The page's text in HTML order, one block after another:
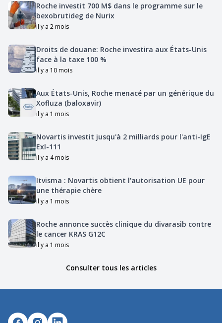
Roche investit 700 M$ dans le programme sur le
bexobrutideg de Nurix
il y a 2 mois
Droits de douane: Roche investira aux États-Unis
face à la taxe 100 %
il y a 10 mois
Aux États-Unis, Roche menacé par un générique du
Xofluza (baloxavir)
il y a 1 mois
Novartis investit jusqu'à 2 milliards pour l'anti-IgE
Exl-111
il y a 4 mois
Itvisma : Novartis obtient l'autorisation UE pour
une thérapie chère
il y a 1 mois
Roche annonce succès clinique du divarasib contre
le cancer KRAS G12C
il y a 1 mois
Consulter tous les articles